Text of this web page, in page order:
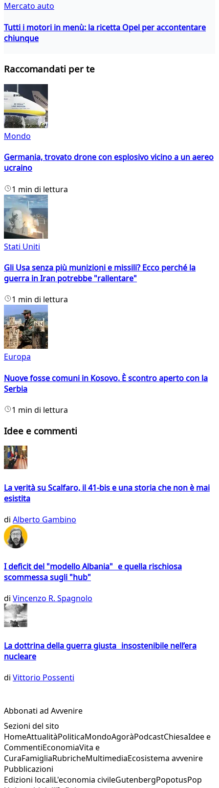
Mercato auto
Tutti i motori in menù: la ricetta Opel per accontentare
chiunque
Raccomandati per te
Mondo
Germania, trovato drone con esplosivo vicino a un aereo
ucraino
1 min di lettura
Stati Uniti
Gli Usa senza più munizioni e missili? Ecco perché la
guerra in Iran potrebbe "rallentare"
1 min di lettura
Europa
Nuove fosse comuni in Kosovo. È scontro aperto con la
Serbia
1 min di lettura
Idee e commenti
La verità su Scalfaro, il 41-bis e una storia che non è mai
esistita
di Alberto Gambino
I deficit del "modello Albania" e quella rischiosa
scommessa sugli "hub"
di Vincenzo R. Spagnolo
La dottrina della guerra giusta insostenibile nell’era
nucleare
di Vittorio Possenti
Abbonati ad Avvenire
Sezioni del sito
HomeAttualitàPoliticaMondoAgoràPodcastChiesaIdee e
CommentiEconomiaVita e
CuraFamigliaRubricheMultimediaEcosistema avvenire
Pubblicazioni
Edizioni localiL'economia civileGutenbergPopotusPop